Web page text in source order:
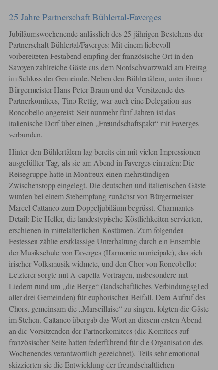
25 Jahre Partnerschaft Bühlertal-Faverges
Jubiläumswochenende anlässlich des 25-jährigen Bestehens der
Partnerschaft Bühlertal/Faverges: Mit einem liebevoll
vorbereiteten Festabend empfing der französische Ort in den
Savoyen zahlreiche Gäste aus dem Nordschwarzwald am Freitag
im Schloss der Gemeinde. Neben den Bühlertälern, unter ihnen
Bürgermeister Hans-Peter Braun und der Vorsitzende des
Partnerkomitees, Tino Rettig, war auch eine Delegation aus
Roncobello angereist: Seit nunmehr fünf Jahren ist das
italienische Dorf über einen „Freundschaftspakt“ mit Faverges
verbunden.
Hinter den Bühlertälern lag bereits ein mit vielen Impressionen
ausgefüllter Tag, als sie am Abend in Faverges eintrafen: Die
Reisegruppe hatte in Montreux einen mehrstündigen
Zwischenstopp eingelegt. Die deutschen und italienischen Gäste
wurden bei einem Stehempfang zunächst von Bürgermeister
Marcel Cattaneo zum Doppeljubiläum begrüsst. Charmantes
Detail: Die Helfer, die landestypische Köstlichkeiten servierten,
erschienen in mittelalterlichen Kostümen. Zum folgenden
Festessen zählte erstklassige Unterhaltung durch ein Ensemble
der Musikschule von Faverges (Harmonie municipale), das sich
irischer Volksmusik widmete, und den Chor von Roncobello:
Letzterer sorgte mit A-capella-Vorträgen, insbesondere mit
Liedern rund um „die Berge“ (landschaftliches Verbindungsglied
aller drei Gemeinden) für euphorischen Beifall. Dem Aufruf des
Chors, gemeinsam die „Marseillaise“ zu singen, folgten die Gäste
im Stehen. Cattaneo übergab das Wort an diesem ersten Abend
an die Vorsitzenden der Partnerkomitees (die Komitees auf
französischer Seite hatten federführend für die Organisation des
Wochenendes verantwortlich gezeichnet). Teils sehr emotional
skizzierten sie die Entwicklung der freundschaftlichen